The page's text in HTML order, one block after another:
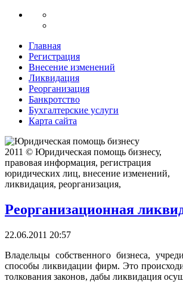
Главная
Регистрация
Внесение изменений
Ликвидация
Реорганизация
Банкротство
Бухгалтерские услуги
Карта сайта
Реорганизационная
22.06.2011 20:57
Владельцы собственного бизнеса,
способы ликвидации фирм. Это
толкования законов, дабы ликвидация
2011 © Юридическая помощь бизнесу,
правовая информация, регистрация
юридических лиц, внесение изменений,
ликвидация, реорганизация,